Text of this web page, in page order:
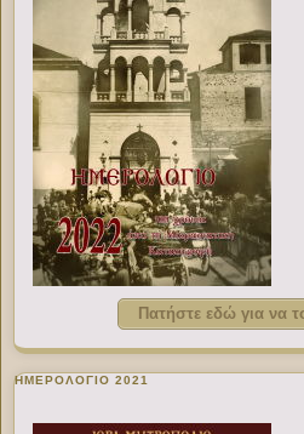
Πατήστε εδώ για να
ΗΜΕΡΟΛΟΓΙΟ 2021